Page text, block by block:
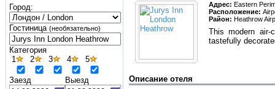
Город:
Гостиница (необязательно)
Категория
1
2 3 4 5
Заезд Выезд
Адрес: Eastern
Расположение:
Район: Heathrow
This modern air-
tastefully
Описание отеля